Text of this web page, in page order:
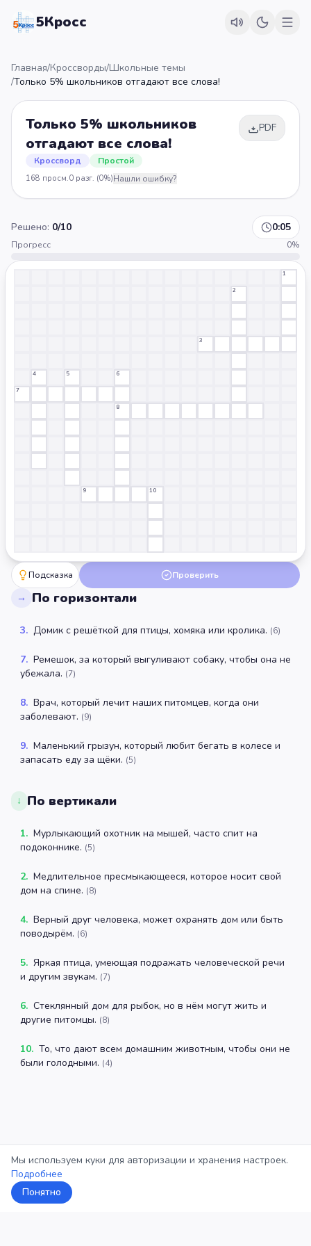
5Кросс
Главная/Кроссворды/Школьные темы
/Только 5% школьников отгадают все слова!
Только 5% школьников
отгадают все слова!
Кроссворд Простой
PDF
168 просм.0 разг. (0%)Нашли ошибку?
Решено: 0/10 0:05
Прогресс 0%
1
2
3
4 5 6
7
8
9 10
Подсказка Проверить
→ По горизонтали
3. Домик с решёткой для птицы, хомяка или кролика. (6)
7. Ремешок, за который выгуливают собаку, чтобы она не
убежала. (7)
8. Врач, который лечит наших питомцев, когда они
заболевают. (9)
9. Маленький грызун, который любит бегать в колесе и
запасать еду за щёки. (5)
↓ По вертикали
1. Мурлыкающий охотник на мышей, часто спит на
подоконнике. (5)
2. Медлительное пресмыкающееся, которое носит свой
дом на спине. (8)
4. Верный друг человека, может охранять дом или быть
поводырём. (6)
5. Яркая птица, умеющая подражать человеческой речи
и другим звукам. (7)
6. Стеклянный дом для рыбок, но в нём могут жить и
другие питомцы. (8)
10. То, что дают всем домашним животным, чтобы они не
были голодными. (4)
Мы используем куки для авторизации и хранения настроек.
Подробнее
Понятно